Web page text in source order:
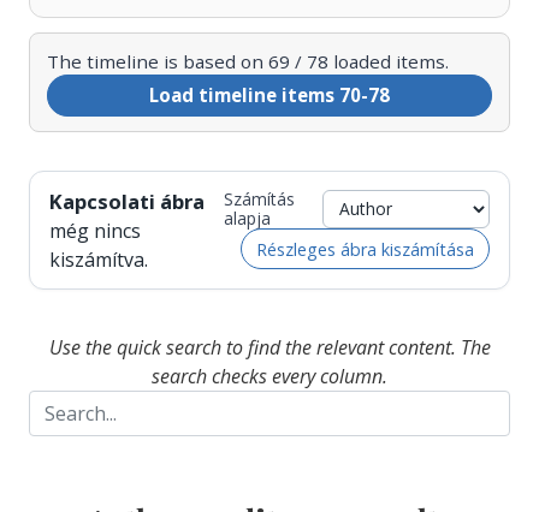
The timeline is based on 69 / 78 loaded items.
Load timeline items 70-78
Kapcsolati ábra
még nincs
kiszámítva.
Számítás
alapja
Részleges ábra kiszámítása
Use the quick search to find the relevant content. The
search checks every column.